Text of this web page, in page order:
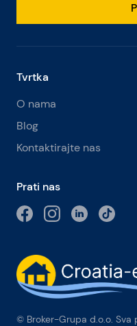
Tvrtka
O nama
Blog
Kontaktirajte nas
Prati nas
© Broker-Grupa d.o.o. Sva